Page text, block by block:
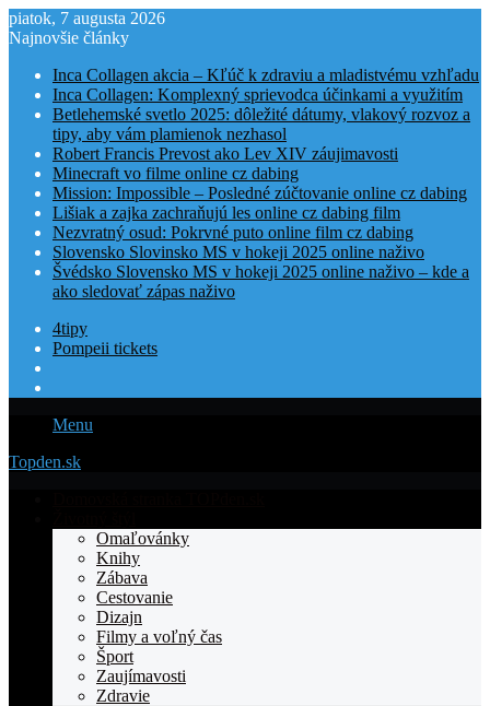
piatok, 7 augusta 2026
Najnovšie články
Inca Collagen akcia – Kľúč k zdraviu a mladistvému vzhľadu
Inca Collagen: Komplexný sprievodca účinkami a využitím
Betlehemské svetlo 2025: dôležité dátumy, vlakový rozvoz a
tipy, aby vám plamienok nezhasol
Robert Francis Prevost ako Lev XIV záujimavosti
Minecraft vo filme online cz dabing
Mission: Impossible – Posledné zúčtovanie online cz dabing
Lišiak a zajka zachraňujú les online cz dabing film
Nezvratný osud: Pokrvné puto online film cz dabing
Slovensko Slovinsko MS v hokeji 2025 online naživo
Švédsko Slovensko MS v hokeji 2025 online naživo – kde a
ako sledovať zápas naživo
4tipy
Pompeii tickets
Menu
Topden.sk
Omaľovánky
Knihy
Zábava
Cestovanie
Dizajn
Filmy a voľný čas
Šport
Zaujímavosti
Zdravie